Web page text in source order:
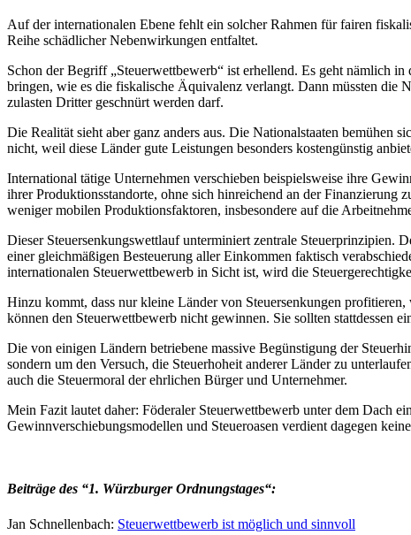
Auf der internationalen Ebene fehlt ein solcher Rahmen für fairen
Reihe schädlicher Nebenwirkungen entfaltet.
Schon der Begriff „Steuerwettbewerb“ ist erhellend. Es geht nämlich
bringen, wie es die fiskalische Äquivalenz verlangt. Dann müssten die
zulasten Dritter geschnürt werden darf.
Die Realität sieht aber ganz anders aus. Die Nationalstaaten
nicht, weil diese Länder gute Leistungen besonders kostengünstig
International tätige Unternehmen verschieben beispielsweise ihre
ihrer Produktionsstandorte, ohne sich hinreichend an der Finanzierung
weniger mobilen Produktionsfaktoren, insbesondere auf die
Dieser Steuersenkungswettlauf unterminiert zentrale Steuerprinzipien.
einer gleichmäßigen Besteuerung aller Einkommen faktisch
internationalen Steuerwettbewerb in Sicht ist, wird die
Hinzu kommt, dass nur kleine Länder von Steuersenkungen
können den Steuerwettbewerb nicht gewinnen. Sie sollten stattdessen
Die von einigen Ländern betriebene massive Begünstigung der
sondern um den Versuch, die Steuerhoheit anderer Länder zu
auch die Steuermoral der ehrlichen Bürger und Unternehmer.
Mein Fazit lautet daher: Föderaler Steuerwettbewerb unter dem Dach
Gewinnverschiebungsmodellen und Steueroasen verdient dagegen
Beiträge des “1. Würzburger Ordnungstages“:
Jan Schnellenbach: Steuerwettbewerb ist möglich und sinnvoll